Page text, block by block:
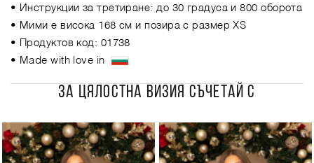
• Инструкции за третиране: до 30 градуса и 800 оборота
• Мими е висока 168 см и позира с размер XS
• Продуктов код: 01738
• Made with love in
ЗА ЦЯЛОСТНА ВИЗИЯ СЪЧЕТАЙ С